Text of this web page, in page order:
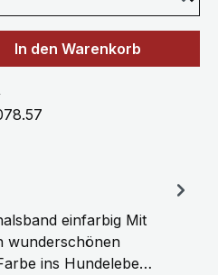
den
In den Warenkorb
einfarbig Mit
wunderschönen
ins Hundelebe…